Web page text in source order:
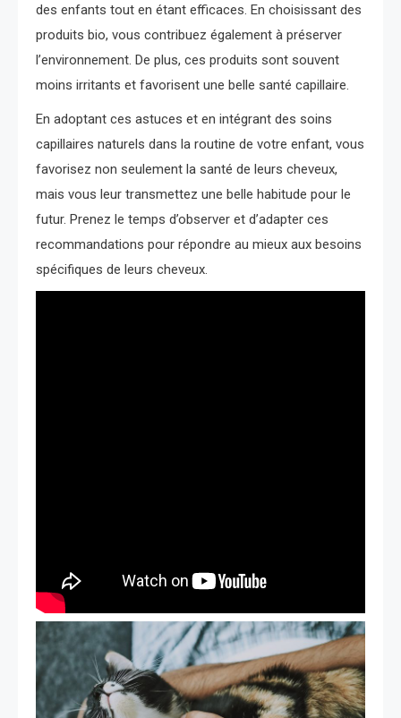
des enfants tout en étant efficaces. En choisissant des
produits bio, vous contribuez également à préserver
l’environnement. De plus, ces produits sont souvent
moins irritants et favorisent une belle santé capillaire.
En adoptant ces astuces et en intégrant des soins
capillaires naturels dans la routine de votre enfant, vous
favorisez non seulement la santé de leurs cheveux,
mais vous leur transmettez une belle habitude pour le
futur. Prenez le temps d’observer et d’adapter ces
recommandations pour répondre au mieux aux besoins
spécifiques de leurs cheveux.